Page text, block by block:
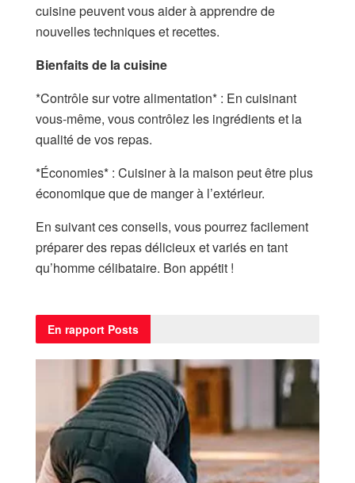
cuisine peuvent vous aider à apprendre de
nouvelles techniques et recettes.
Bienfaits de la cuisine
*Contrôle sur votre alimentation* : En cuisinant
vous-même, vous contrôlez les ingrédients et la
qualité de vos repas.
*Économies* : Cuisiner à la maison peut être plus
économique que de manger à l’extérieur.
En suivant ces conseils, vous pourrez facilement
préparer des repas délicieux et variés en tant
qu’homme célibataire. Bon appétit !
En rapport Posts